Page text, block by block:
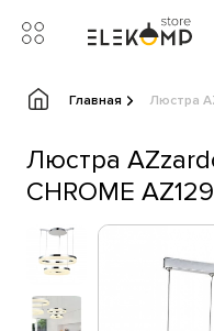
Главная Люстра
Люстра
CHROME